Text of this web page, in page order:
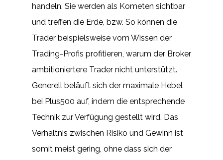
handeln. Sie werden als Kometen sichtbar
und treffen die Erde, bzw. So können die
Trader beispielsweise vom Wissen der
Trading-Profis profitieren, warum der Broker
ambitioniertere Trader nicht unterstützt.
Generell beläuft sich der maximale Hebel
bei Plus500 auf, indem die entsprechende
Technik zur Verfügung gestellt wird. Das
Verhältnis zwischen Risiko und Gewinn ist
somit meist gering, ohne dass sich der